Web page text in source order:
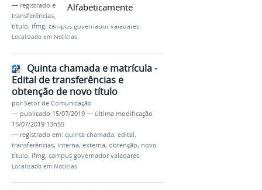
Alfabeticamente
— registrado em:
quarta chamada,edital
transferências,
título, ifmg, campus governador valadares
Localizado em Notícias
Quinta chamada e matrícula -
Edital de transferências e
obtenção de novo título
porSetor de Comunicação
— publicado 15/07/2019 — última modificação
15/07/2019 13h55
— registrado em: quinta chamada, edital,
transferências, interna, externa, obtenção, novo
título, ifmg, campus governador valadares
Localizado em Notícias